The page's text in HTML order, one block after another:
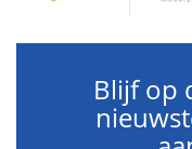
Blijf op